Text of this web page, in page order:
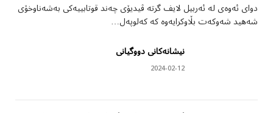
دوای ئەوەی لە ئەربیل لایف گرتە ڤیدیۆی چەند قوتابییەکی بەشەناوخۆی
شەهید شەوکەت بڵاوکرایەوە کە کەلوپەل…
نیشانەکانی دووگیانی
2024-02-12